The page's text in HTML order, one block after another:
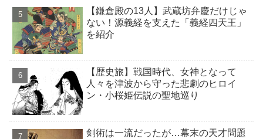
【鎌倉殿の13人】武蔵坊弁慶だけじゃ
ない！源義経を支えた「義経四天王」
を紹介
【歴史旅】戦国時代、女神となって
人々を津波から守った悲劇のヒロイ
ン・小桜姫伝説の聖地巡り
剣術は一流だったが…幕末の天才問題